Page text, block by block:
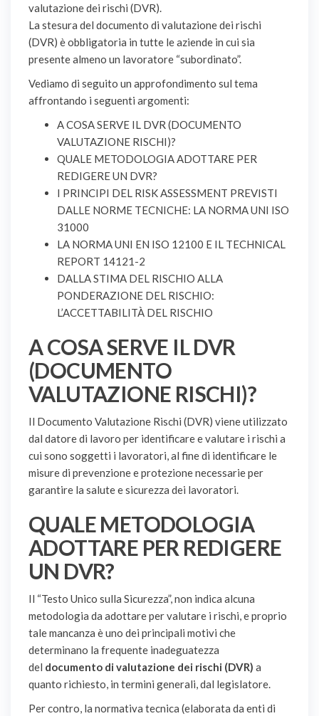
valutazione dei rischi (DVR).
La stesura del documento di valutazione dei rischi
(DVR) è obbligatoria in tutte le aziende in cui sia
presente almeno un lavoratore “subordinato”.
Vediamo di seguito un approfondimento sul tema
affrontando i seguenti argomenti:
A COSA SERVE IL DVR (DOCUMENTO
VALUTAZIONE RISCHI)?
QUALE METODOLOGIA ADOTTARE PER
REDIGERE UN DVR?
I PRINCIPI DEL RISK ASSESSMENT PREVISTI
DALLE NORME TECNICHE: LA NORMA UNI ISO
31000
LA NORMA UNI EN ISO 12100 E IL TECHNICAL
REPORT 14121-2
DALLA STIMA DEL RISCHIO ALLA
PONDERAZIONE DEL RISCHIO:
L’ACCETTABILITÀ DEL RISCHIO
A COSA SERVE IL DVR
(DOCUMENTO
VALUTAZIONE RISCHI)?
Il Documento Valutazione Rischi (DVR) viene utilizzato
dal datore di lavoro per identificare e valutare i rischi a
cui sono soggetti i lavoratori, al fine di identificare le
misure di prevenzione e protezione necessarie per
garantire la salute e sicurezza dei lavoratori.
QUALE METODOLOGIA
ADOTTARE PER REDIGERE
UN DVR?
Il “Testo Unico sulla Sicurezza”, non indica alcuna
metodologia da adottare per valutare i rischi, e proprio
tale mancanza è uno dei principali motivi che
determinano la frequente inadeguatezza
del documento di valutazione dei rischi (DVR) a
quanto richiesto, in termini generali, dal legislatore.
Per contro, la normativa tecnica (elaborata da enti di